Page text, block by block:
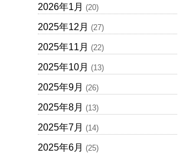
2026年1月 (20)
2025年12月 (27)
2025年11月 (22)
2025年10月 (13)
2025年9月 (26)
2025年8月 (13)
2025年7月 (14)
2025年6月 (25)